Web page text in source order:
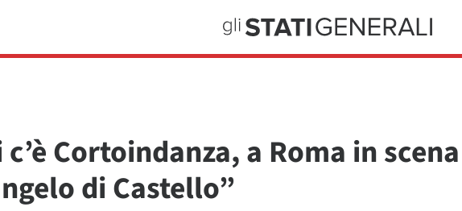
Cortoindanza, a Roma in scena
di Castello”